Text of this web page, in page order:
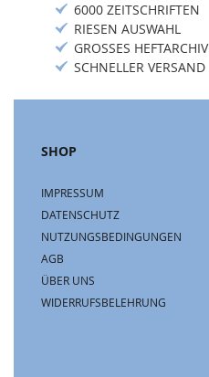
6000 ZEITSCHRIFTEN
RIESEN AUSWAHL
GROSSES HEFTARCHIV
SCHNELLER VERSAND
SHOP
IMPRESSUM
DATENSCHUTZ
NUTZUNGSBEDINGUNGEN
AGB
ÜBER UNS
WIDERRUFSBELEHRUNG